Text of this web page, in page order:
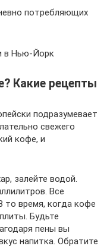
потребляющих
в Нью-Йорк
Какие рецепты
подразумевает
свежего
кофе, и
залейте водой.
Все
то время, когда кофе
Будьте
пены вы
напитка. Обратите